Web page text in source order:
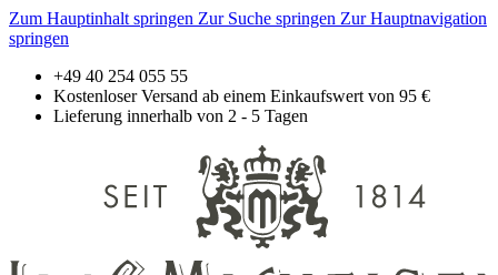
Zum Hauptinhalt springen Zur Suche springen Zur Hauptnavigation
springen
+49 40 254 055 55
Kostenloser Versand ab einem Einkaufswert von 95 €
Lieferung innerhalb von 2 - 5 Tagen